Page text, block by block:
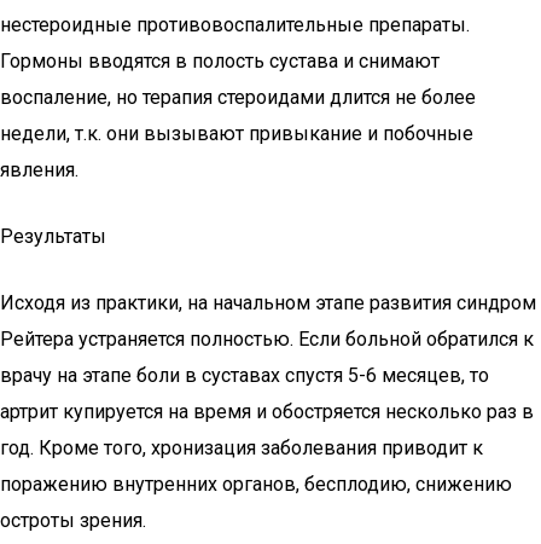
нестероидные противовоспалительные препараты.
Гормоны вводятся в полость сустава и снимают
воспаление, но терапия стероидами длится не более
недели, т.к. они вызывают привыкание и побочные
явления.
Результаты
Исходя из практики, на начальном этапе развития синдром
Рейтера устраняется полностью. Если больной обратился к
врачу на этапе боли в суставах спустя 5-6 месяцев, то
артрит купируется на время и обостряется несколько раз в
год. Кроме того, хронизация заболевания приводит к
поражению внутренних органов, бесплодию, снижению
остроты зрения.